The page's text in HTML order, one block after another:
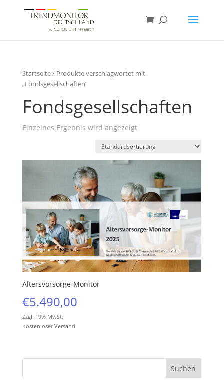
Startseite/ Produkte verschlagwortet mit
„Fondsgesellschaften“
Fondsgesellschaften
Einzelnes Ergebnis wird angezeigt
Altersvorsorge-Monitor
€5.490,00
Zzgl. 19% MwSt.
Kostenloser Versand